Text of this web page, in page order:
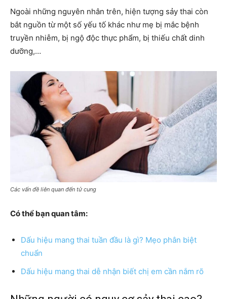
Ngoài những nguyên nhân trên, hiện tượng sảy thai còn
bắt nguồn từ một số yếu tố khác như mẹ bị mắc bệnh
truyền nhiễm, bị ngộ độc thực phẩm, bị thiếu chất dinh
dưỡng,…
Các vấn đề liên quan đến tử cung
Có thể bạn quan tâm:
Dấu hiệu mang thai tuần đầu là gì? Mẹo phân biệt
chuẩn
Dấu hiệu mang thai dễ nhận biết chị em cần nắm rõ